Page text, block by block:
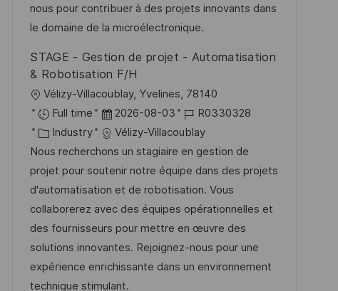
n
g
V
e
ö
e
n
n
e
nous pour contribuer à des projets innovants dans
le domaine de la microélectronique.
STAGE - Gestion de projet - Automatisation
& Robotisation F/H
O
r
t
Vélizy-Villacoublay, Yvelines, 78140
Full time
D
a
t
u
m
d
e
r
V
e
2026-08-03
J
o
b
-
I
D
R0330328
K
a
t
e
g
o
r
i
e
Industry
Vélizy-Villacoublay
Nous recherchons un stagiaire en gestion de
projet pour soutenir notre équipe dans des projets
d'automatisation et de robotisation. Vous
collaborerez avec des équipes opérationnelles et
des fournisseurs pour mettre en œuvre des
solutions innovantes. Rejoignez-nous pour une
expérience enrichissante dans un environnement
technique stimulant.